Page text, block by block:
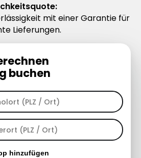
mit einer Garantie für
Lieferungen.
buchen
hinzufügen